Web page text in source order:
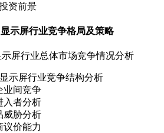
前景
示屏行业竞争格局及策略
行业总体市场竞争情况分析
行业竞争结构分析
竞争
分析
分析
能力